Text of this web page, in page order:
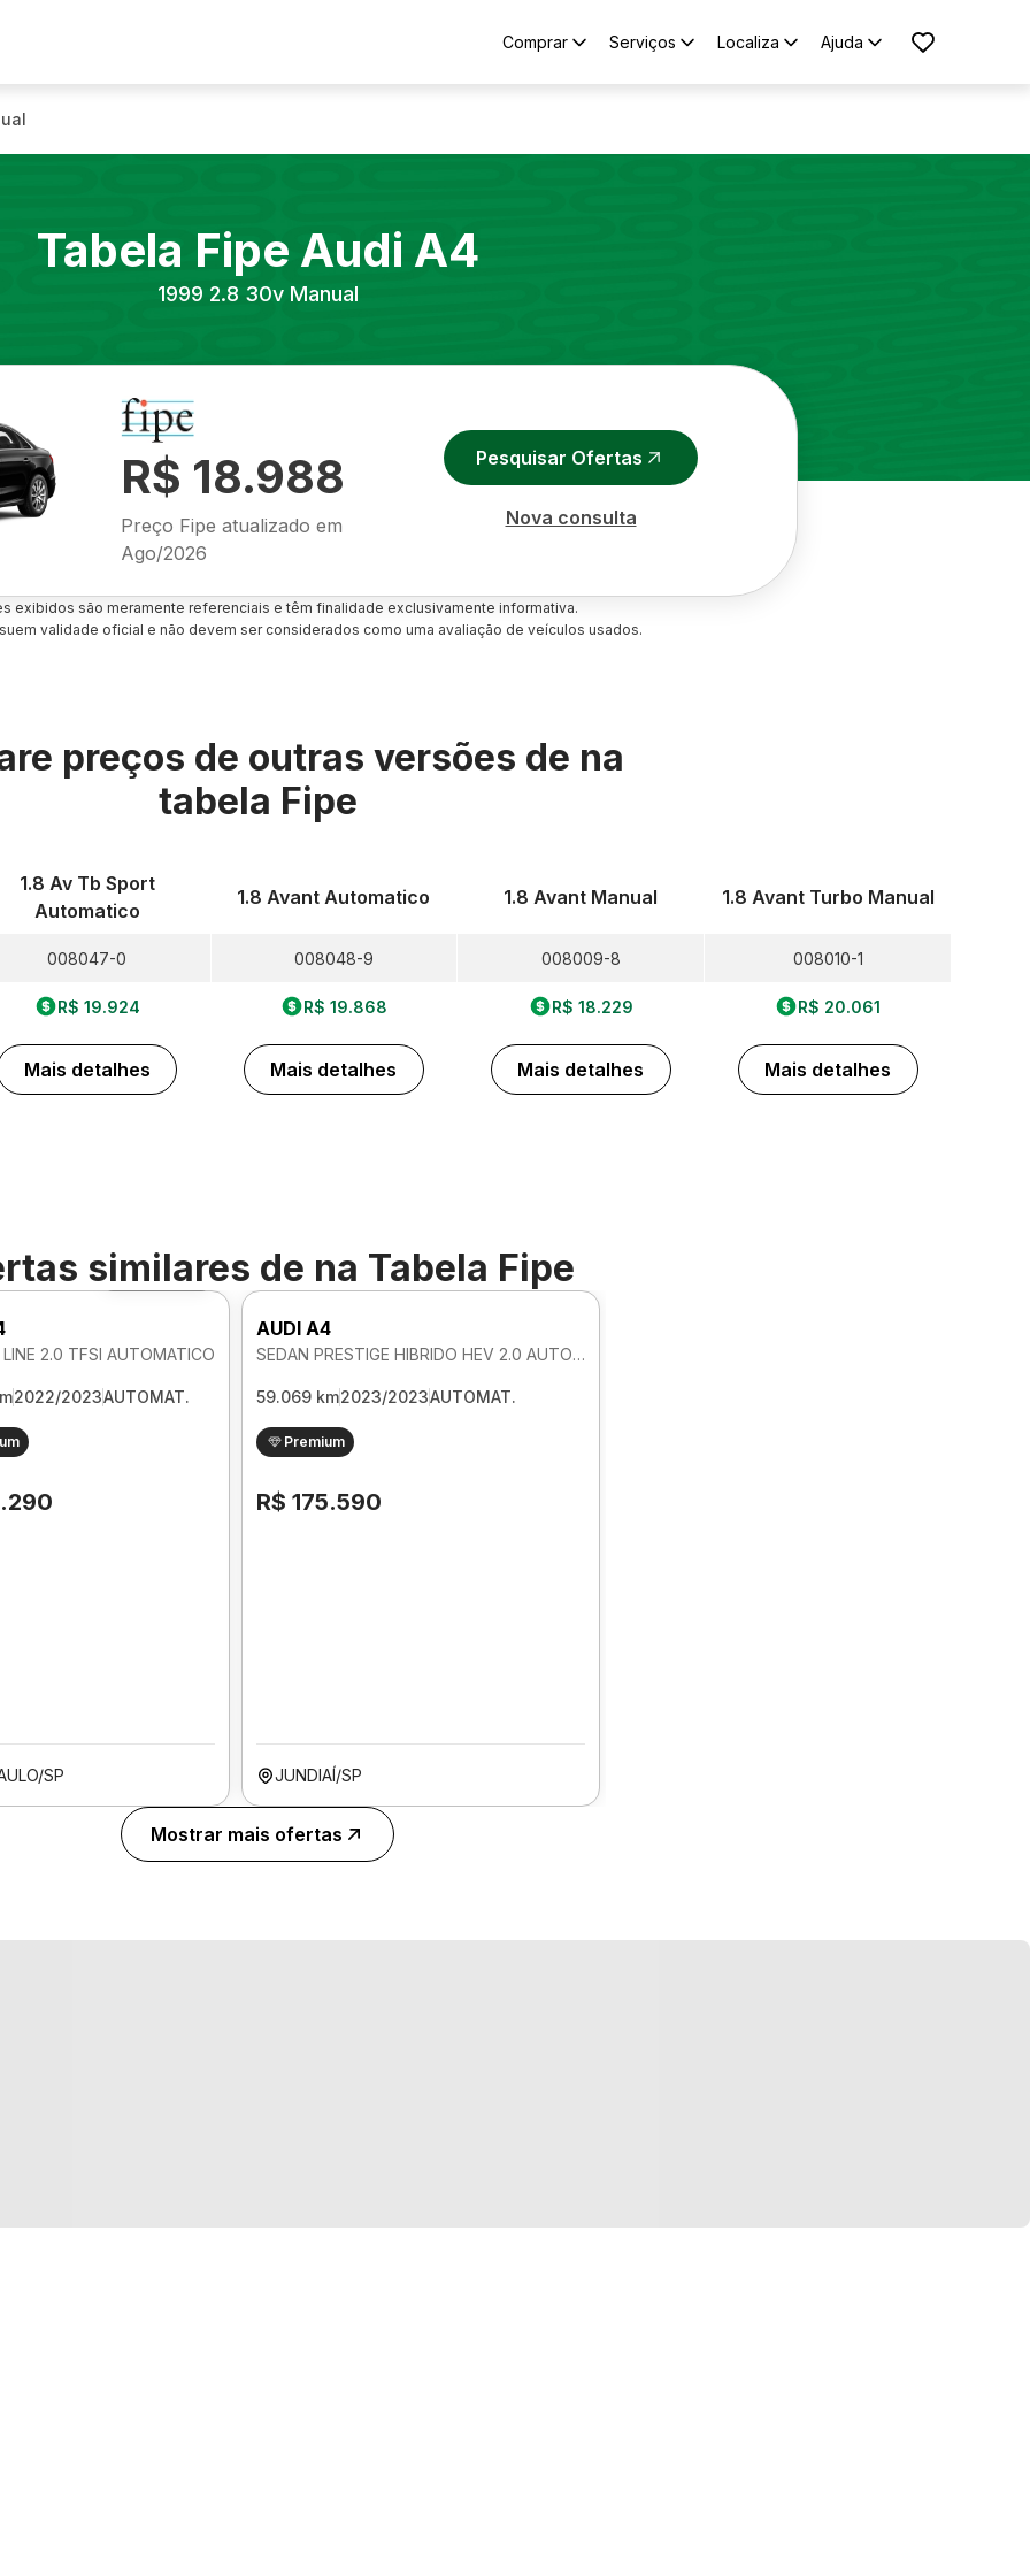
Comprar Serviços Localiza Ajuda
Tabela Fipe Audi A4
1999 2.8 30v Manual
R$ 18.988
Preço Fipe atualizado em
Ago/2026
Pesquisar Ofertas
Nova consulta
exibidos são meramente referenciais e têm finalidade exclusivamente informativa.
validade oficial e não devem ser considerados como uma avaliação de veículos usados.
preços de outras versões de na
tabela Fipe
1.8 Av Tb Sport
Automatico
008047-0
R$ 19.924
Mais detalhes
1.8 Avant Automatico
008048-9
R$ 19.868
Mais detalhes
1.8 Avant Manual
008009-8
R$ 18.229
Mais detalhes
1.8 Avant Turbo Manual
008010-1
R$ 20.061
Mais detalhes
similares de na Tabela Fipe
Foto 360º
2.0 TFSI AUTOMATICO
2022/2023AUTOMAT.
SP
AUDI A4
SEDAN PRESTIGE HIBRIDO HEV 2.0 AUTOMATICO
59.069 km2023/2023AUTOMAT.
Premium
R$ 175.590
JUNDIAÍ/SP
Mostrar mais ofertas